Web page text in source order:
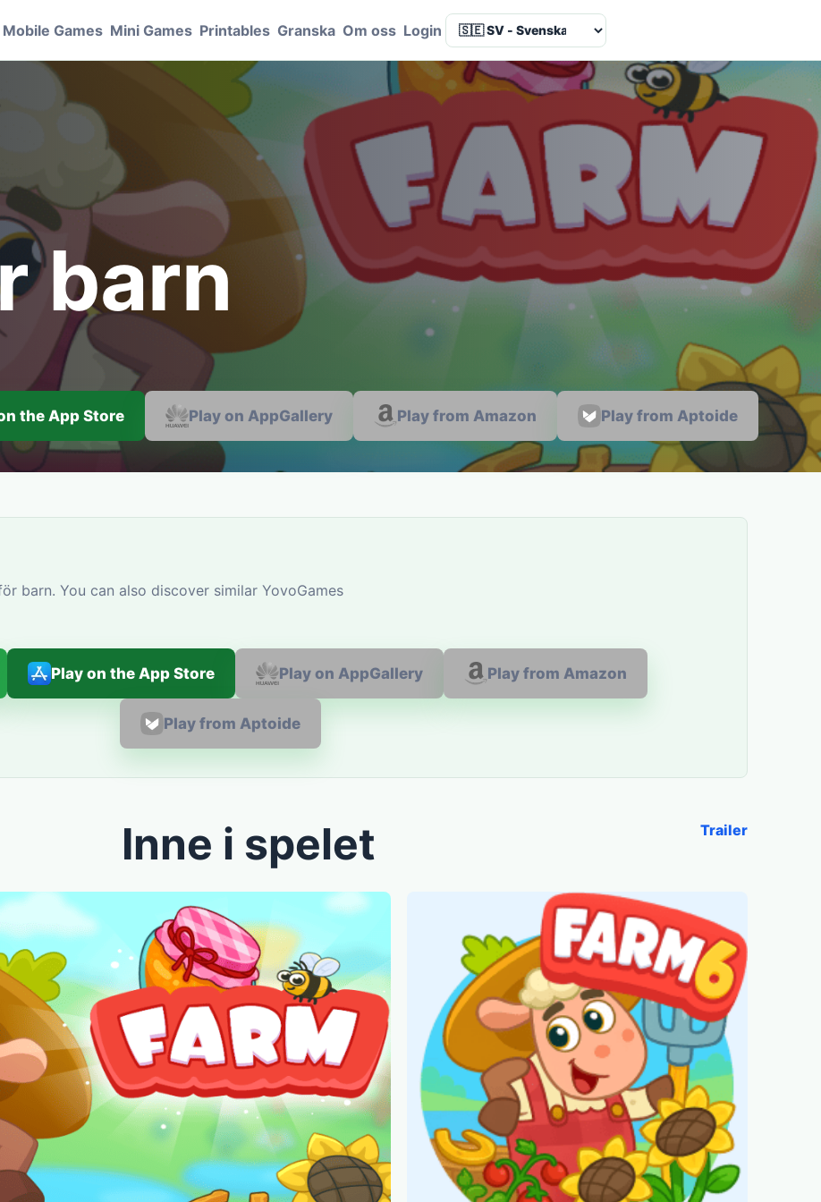
Mobile Games Mini Games Printables Granska Om oss Login Language
barn
the App Store Play on AppGallery Play from Amazon Play from Aptoide
barn. You can also discover similar YovoGames
Play on the App Store Play on AppGallery Play from Amazon
Play from Aptoide
Inne i spelet Trailer